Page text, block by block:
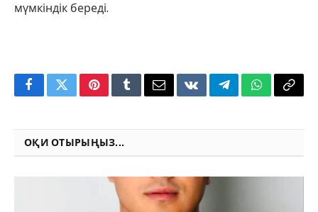
мүмкіндік береді.
FacebookTwitterPinterestTumblrEmailVKontakteTelegramWhatsApp
Copy
ОҚИ ОТЫРЫҢЫЗ...